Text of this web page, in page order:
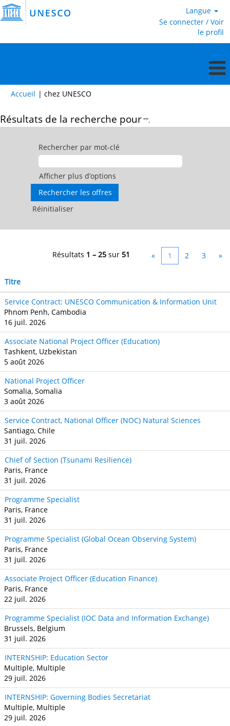
Langue
Se connecter / Voir
le profil
Accueil | chez UNESCO
Résultats de la recherche pour"".
Rechercher par mot-clé
Afficher plus d’options
Réinitialiser
Résultats 1 – 25 sur 51 « 1 2 3 »
Titre
Service Contract: UNESCO Communication & Information Unit
Phnom Penh, Cambodia
16 juil. 2026
Associate National Project Officer (Education)
Tashkent, Uzbekistan
5 août 2026
National Project Officer
Somalia, Somalia
3 août 2026
Service Contract, National Officer (NOC) Natural Sciences
Santiago, Chile
31 juil. 2026
Chief of Section (Tsunami Resilience)
Paris, France
31 juil. 2026
Programme Specialist
Paris, France
31 juil. 2026
Programme Specialist (Global Ocean Observing System)
Paris, France
31 juil. 2026
Associate Project Officer (Education Finance)
Paris, France
22 juil. 2026
Programme Specialist (IOC Data and Information Exchange)
Brussels, Belgium
31 juil. 2026
INTERNSHIP: Education Sector
Multiple, Multiple
29 juil. 2026
INTERNSHIP: Governing Bodies Secretariat
Multiple, Multiple
29 juil. 2026